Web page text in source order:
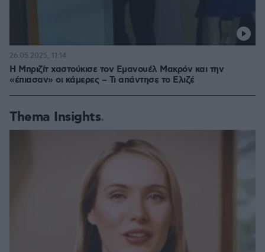
Η Μπριζίτ χαστούκισε τον Εμανουέλ Μακρόν και την
«έπιασαν» οι κάμερες – Τι απάντησε το Ελιζέ
26.05.2025, 11:14
Thema Insights